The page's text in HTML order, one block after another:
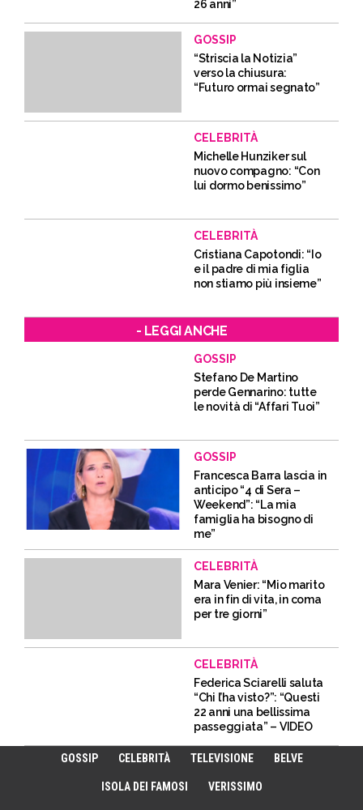
26 anni”
GOSSIP
“Striscia la Notizia”
verso la chiusura:
“Futuro ormai segnato”
CELEBRITÀ
Michelle Hunziker sul
nuovo compagno: “Con
lui dormo benissimo”
CELEBRITÀ
Cristiana Capotondi: “Io
e il padre di mia figlia
non stiamo più insieme”
- LEGGI ANCHE
GOSSIP
Stefano De Martino
perde Gennarino: tutte
le novità di “Affari Tuoi”
GOSSIP
Francesca Barra lascia in
anticipo “4 di Sera –
Weekend”: “La mia
famiglia ha bisogno di
me”
CELEBRITÀ
Mara Venier: “Mio marito
era in fin di vita, in coma
per tre giorni”
CELEBRITÀ
Federica Sciarelli saluta
“Chi l’ha visto?”: “Questi
22 anni una bellissima
passeggiata” – VIDEO
GOSSIP CELEBRITÀ TELEVISIONE BELVE
ISOLA DEI FAMOSI VERISSIMO